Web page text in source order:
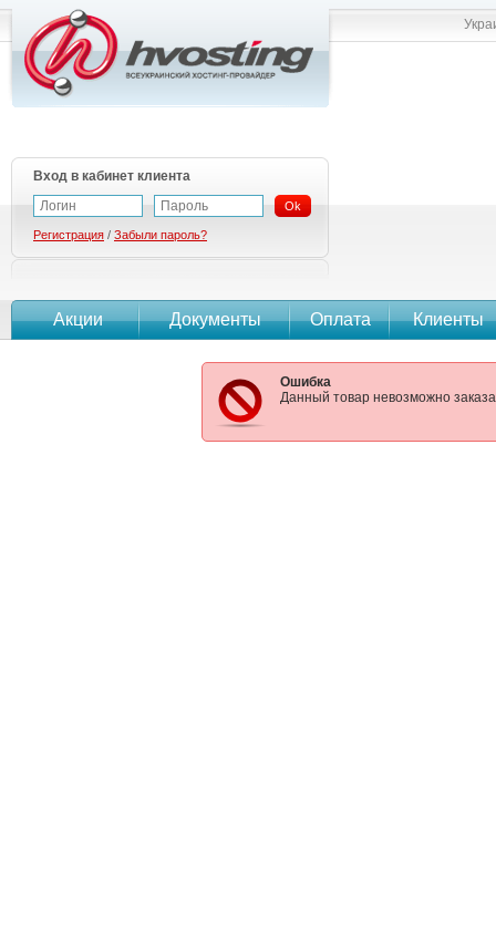
Вход в кабинет клиента
Ok
Регистрация / Забыли пароль?
Акции Документы Оплата Клиенты
Ошибка
Данный товар невозможно